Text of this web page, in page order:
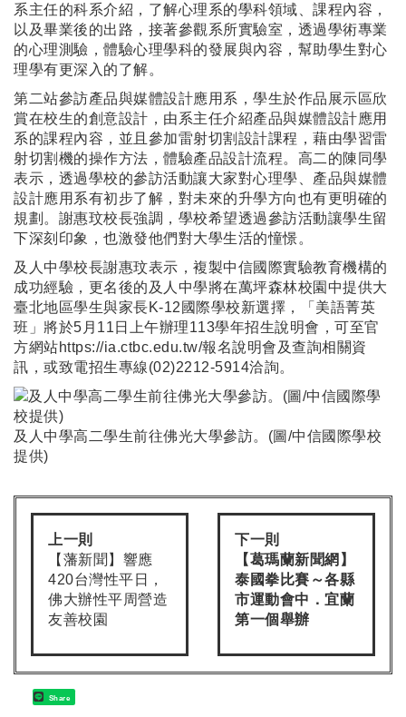
系主任的科系介紹，了解心理系的學科領域、課程內容，
以及畢業後的出路，接著參觀系所實驗室，透過學術專業
的心理測驗，體驗心理學科的發展與內容，幫助學生對心
理學有更深入的了解。
第二站參訪產品與媒體設計應用系，學生於作品展示區欣
賞在校生的創意設計，由系主任介紹產品與媒體設計應用
系的課程內容，並且參加雷射切割設計課程，藉由學習雷
射切割機的操作方法，體驗產品設計流程。高二的陳同學
表示，透過學校的參訪活動讓大家對心理學、產品與媒體
設計應用系有初步了解，對未來的升學方向也有更明確的
規劃。謝惠玟校長強調，學校希望透過參訪活動讓學生留
下深刻印象，也激發他們對大學生活的憧憬。
及人中學校長謝惠玟表示，複製中信國際實驗教育機構的
成功經驗，更名後的及人中學將在萬坪森林校園中提供大
臺北地區學生與家長K-12國際學校新選擇，「美語菁英
班」將於5月11日上午辦理113學年招生說明會，可至官
方網站https://ia.ctbc.edu.tw/報名說明會及查詢相關資
訊，或致電招生專線(02)2212-5914洽詢。
及人中學高二學生前往佛光大學參訪。(圖/中信國際學校
提供)
上一則
【藩新聞】響應
420台灣性平日，
佛大辦性平周營造
友善校園
下一則
【葛瑪蘭新聞網】
泰國拳比賽～各縣
市運動會中．宜蘭
第一個舉辦
Share